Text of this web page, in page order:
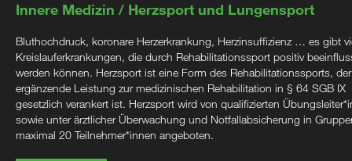
Innere Medizin / Herzsport und Lungensport
Bluthochdruck, koronare Herzerkrankung, Herzinsuffizienz … es gibt
Kreislauferkrankungen, die durch Rehabilitationssport positiv
werden können. Herzsport ist eine Form des Rehabilitationssports,
ergänzende Leistung zur medizinischen Rehabilitation in § 64 SGB IX
gesetzlich verankert ist. Herzsport wird von qualifizierten
sowie unter ärztlicher Überwachung und Notfallabsicherung in
maximal 20 Teilnehmer*innen angeboten.